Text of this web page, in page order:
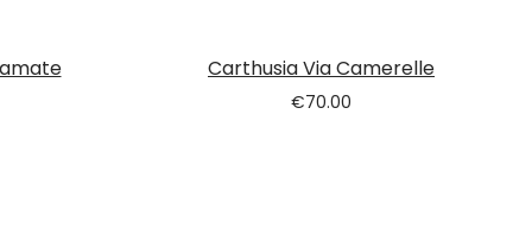
Carthusia Via Camerelle
€70.00